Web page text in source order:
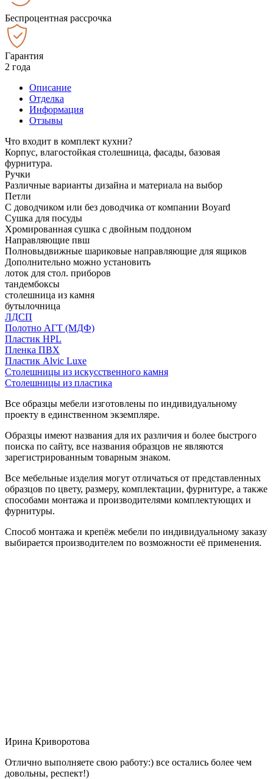
Беспроцентная рассрочка
Гарантия
2 года
Описание
Отделка
Информация
Отзывы
Что входит в комплект кухни?
Корпус, влагостойкая столешница, фасады, базовая
фурнитура.
Ручки
Различные варианты дизайна и материала на выбор
Петли
С доводчиком или без доводчика от компании Boyard
Сушка для посуды
Хромированная сушка с двойным поддоном
Направляющие пвш
Полновыдвижные шариковые направляющие для ящиков
Дополнительно можно установить
лоток для стол. приборов
тандембоксы
столешница из камня
бутылочница
ЛДСП
Полотно АГТ (МДФ)
Пластик HPL
Пленка ПВХ
Пластик Alvic Luxe
Столешницы из искусственного камня
Столешницы из пластика
Все образцы мебели изготовлены по индивидуальному
проекту в единственном экземпляре.
Образцы имеют названия для их различия и более быстрого
поиска по сайту, все названия образцов не являются
зарегистрированным товарным знаком.
Все мебельные изделия могут отличаться от представленных
образцов по цвету, размеру, комплектации, фурнитуре, а также
способами монтажа и производителями комплектующих и
фурнитуры.
Способ монтажа и крепёж мебели по индивидуальному заказу
выбирается производителем по возможности её применения.
Ирина Криворотова
Отлично выполняете свою работу:) все остались более чем
довольны, респект!)